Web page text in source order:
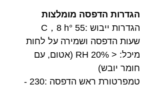
הגדרות הדפסה מומלצות
הגדרות ייבוש :55 °C，8 h
שעות הדפסה ושמירה על לחות
מיכל: < 20% RH (אטום, עם
חומר יובש)
טמפרטורת ראש הדפסה :230 -